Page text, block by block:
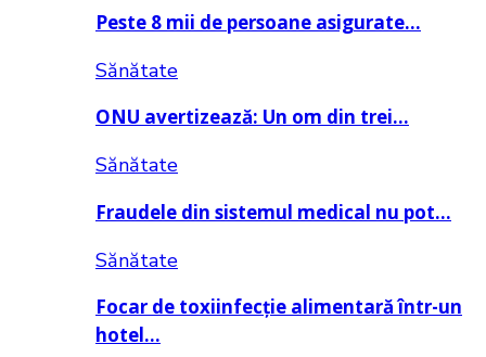
Peste 8 mii de persoane asigurate…
Sănătate
ONU avertizează: Un om din trei…
Sănătate
Fraudele din sistemul medical nu pot…
Sănătate
Focar de toxiinfecție alimentară într-un
hotel…